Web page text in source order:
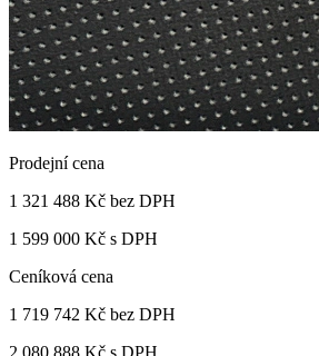
Prodejní cena
1 321 488 Kč bez DPH
1 599 000 Kč s DPH
Ceníková cena
1 719 742 Kč bez DPH
2 080 888 Kč s DPH